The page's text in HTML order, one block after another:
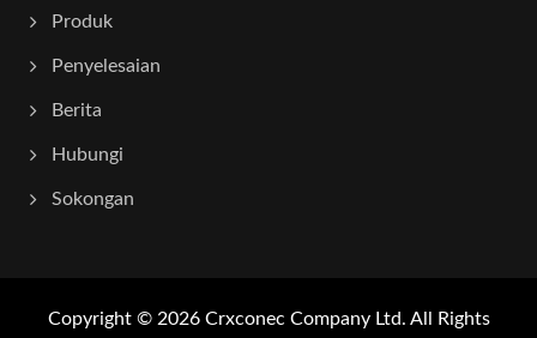
Produk
Penyelesaian
Berita
Hubungi
Sokongan
Copyright © 2026 Crxconec Company Ltd. All Rights